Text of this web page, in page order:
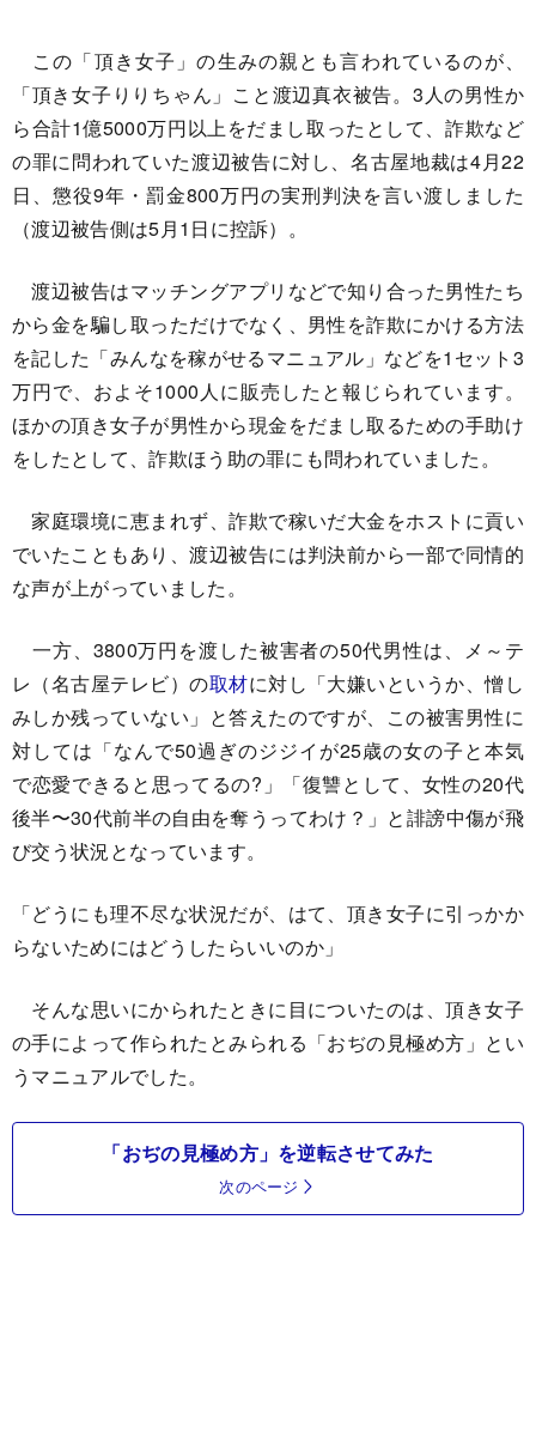
この「頂き女子」の生みの親とも言われているのが、
「頂き女子りりちゃん」こと渡辺真衣被告。3人の男性か
ら合計1億5000万円以上をだまし取ったとして、詐欺など
の罪に問われていた渡辺被告に対し、名古屋地裁は4月22
日、懲役9年・罰金800万円の実刑判決を言い渡しました
（渡辺被告側は5月1日に控訴）。
渡辺被告はマッチングアプリなどで知り合った男性たち
から金を騙し取っただけでなく、男性を詐欺にかける方法
を記した「みんなを稼がせるマニュアル」などを1セット3
万円で、およそ1000人に販売したと報じられています。
ほかの頂き女子が男性から現金をだまし取るための手助け
をしたとして、詐欺ほう助の罪にも問われていました。
家庭環境に恵まれず、詐欺で稼いだ大金をホストに貢い
でいたこともあり、渡辺被告には判決前から一部で同情的
な声が上がっていました。
一方、3800万円を渡した被害者の50代男性は、メ～テ
レ（名古屋テレビ）の取材に対し「大嫌いというか、憎し
みしか残っていない」と答えたのですが、この被害男性に
対しては「なんで50過ぎのジジイが25歳の女の子と本気
で恋愛できると思ってるの?」「復讐として、女性の20代
後半〜30代前半の自由を奪うってわけ？」と誹謗中傷が飛
び交う状況となっています。
「どうにも理不尽な状況だが、はて、頂き女子に引っかか
らないためにはどうしたらいいのか」
そんな思いにかられたときに目についたのは、頂き女子
の手によって作られたとみられる「おぢの見極め方」とい
うマニュアルでした。
「おぢの見極め方」を逆転させてみた
次のページ